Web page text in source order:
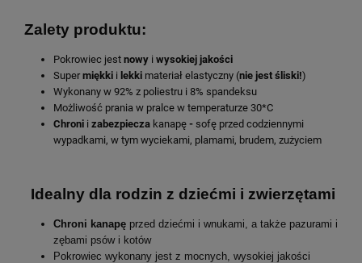
Zalety produktu:
Pokrowiec jest nowy i wysokiej jakości
Super miękki i lekki materiał elastyczny (nie jest śliski!)
Wykonany w 92% z poliestru i 8% spandeksu
Możliwość prania w pralce w temperaturze 30*C
Chroni i zabezpiecza kanapę - sofę przed codziennymi
wypadkami, w tym wyciekami, plamami, brudem, zużyciem
Idealny dla rodzin z dziećmi i zwierzętami
Chroni kanapę przed dziećmi i wnukami, a także pazurami i
zębami psów i kotów
Pokrowiec wykonany jest z mocnych, wysokiej jakości